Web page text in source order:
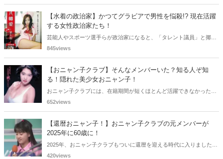
をご紹介します。
【水着の政治家】かつてグラビアで男性を悩殺!? 現在活躍
する女性政治家たち！
芸能人やスポーツ選手らが政治家になると、「タレント議員」と揶揄
されることがありますが、同時に、"タレントとしての活躍" が再注目
わどいショットで多くの男性を魅了した女性も!? 今回は、そんなグラ
ビアで活躍した女性政治家6名をご紹介します。
845views
【おニャン子クラブ】そんなメンバーいた？知る人ぞ知
る！隠れた美少女おニャン子！
おニャン子クラブには、在籍期間が短くほとんど活躍できなかったも
のの、知る人ぞ知る "美少女おニャン子" がいました。それも、強制的
子まで様々です。今回は、筆者の独断と偏見で、4人の "隠れ美少女お
ニャン子" をご紹介します。
652views
【還暦おニャン子！】おニャン子クラブの元メンバーが
2025年に60歳に！
2025年、おニャン子クラブもついに還暦を迎える時代に入りました。
おニャン子クラブの元メンバーは全員が昭和40年代生まれで、そのう
420views